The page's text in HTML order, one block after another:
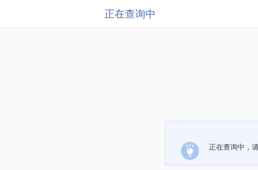
正在查询中
正在查询中，